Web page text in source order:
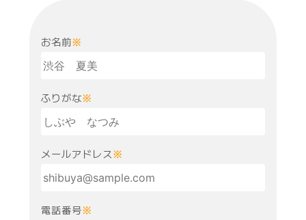
お名前※
ふりがな※
メールアドレス ※
電話番号※